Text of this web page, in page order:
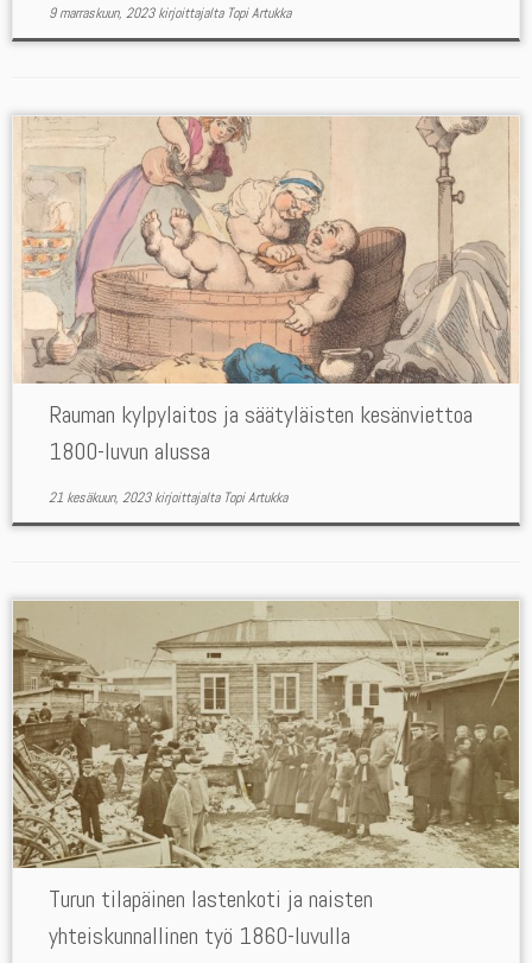
9 marraskuun, 2023 kirjoittajalta Topi Artukka
Rauman kylpylaitos ja säätyläisten kesänviettoa
1800-luvun alussa
21 kesäkuun, 2023 kirjoittajalta Topi Artukka
Turun tilapäinen lastenkoti ja naisten
yhteiskunnallinen työ 1860-luvulla